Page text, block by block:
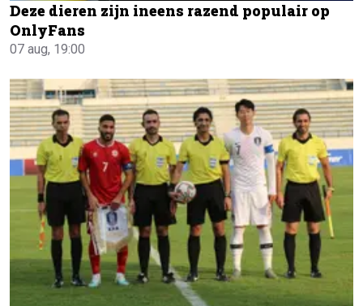
Deze dieren zijn ineens razend populair op
OnlyFans
07 aug, 19:00